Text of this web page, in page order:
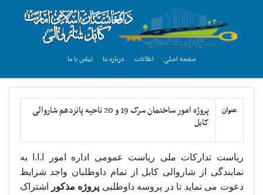
صفحه اصلی اعلانات درباره ما تماس با ما
عنوان
پروژه امور ساختمان سرک 19 و 20 ناحیه پانزدهم شاروالی
کابل
ریاست تدارکات ملی ریاست عمومی اداره امور ا.ا.ا به
نمایندگی از شاروالی کابل از تمام داوطلبان واجد شرایط
دعوت می نماید تا در پروسه داوطلبی پروژه مذکور
اشتراک